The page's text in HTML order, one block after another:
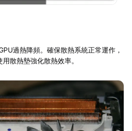
過熱降頻。確保散熱系統正常運作，
散熱墊強化散熱效率。